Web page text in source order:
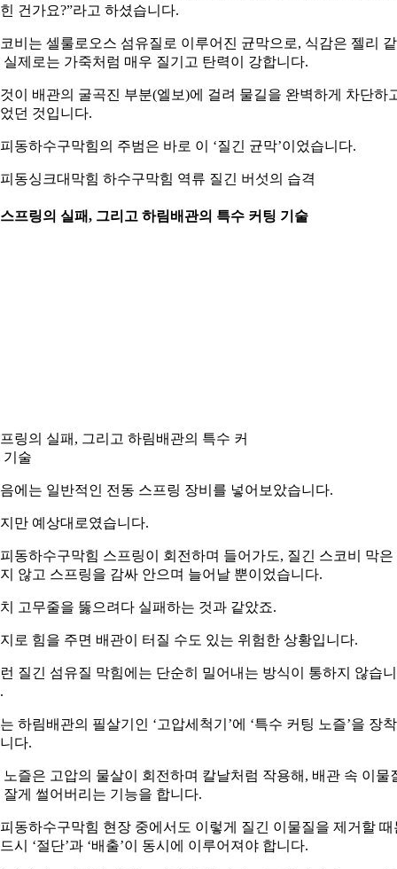
건가요?”라고 하셨습니다.
비는 셀룰로오스 섬유질로 이루어진 균막으로, 식감은 젤리
실제로는 가죽처럼 매우 질기고 탄력이 강합니다.
이 배관의 굴곡진 부분(엘보)에 걸려 물길을 완벽하게 차단하
던 것입니다.
동하수구막힘의 주범은 바로 이 ‘질긴 균막’이었습니다.
동싱크대막힘 하수구막힘 역류 질긴 버섯의 습격
프링의 실패, 그리고 하림배관의 특수 커팅 기술
링의 실패, 그리고 하림배관의 특수 커
기술
에는 일반적인 전동 스프링 장비를 넣어보았습니다.
만 예상대로였습니다.
동하수구막힘 스프링이 회전하며 들어가도, 질긴 스코비 막은
않고 스프링을 감싸 안으며 늘어날 뿐이었습니다.
고무줄을 뚫으려다 실패하는 것과 같았죠.
로 힘을 주면 배관이 터질 수도 있는 위험한 상황입니다.
질긴 섬유질 막힘에는 단순히 밀어내는 방식이 통하지 않습니
하림배관의 필살기인 ‘고압세척기’에 ‘특수 커팅 노즐’을 장
다.
노즐은 고압의 물살이 회전하며 칼날처럼 작용해, 배관 속 이물
잘게 썰어버리는 기능을 합니다.
동하수구막힘 현장 중에서도 이렇게 질긴 이물질을 제거할 때
시 ‘절단’과 ‘배출’이 동시에 이루어져야 합니다.